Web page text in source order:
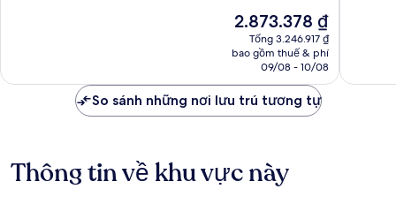
Giá
hiện
tại
2.873.378 ₫
2.873.378 ₫
Tổng 3.246.917 ₫
bao gồm thuế & phí
09/08 - 10/08
xét
So sánh những nơi lưu trú tương tự
Thông tin về khu vực này